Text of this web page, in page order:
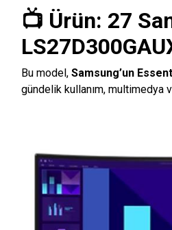
📺 Ürün: 27
Bu model, Samsung’un
gündelik kullanım, multimedya